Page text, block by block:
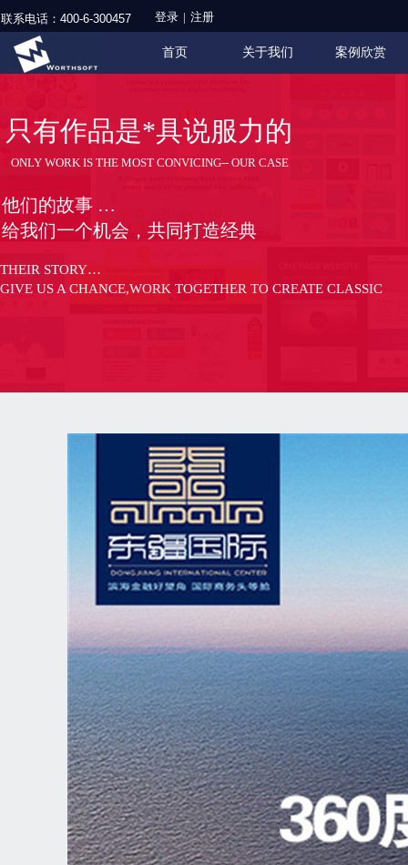
登录 | 注册
联系电话： 400-6-300457
首页 关于我们 案例欣赏
THEIR STORY…
GIVE US A CHANCE,WORK TOGETHER TO CREATE CLASSIC
只有作品是*具说服力的
他们的故事 …
给我们一个机会，共同打造经典
ONLY WORK IS THE MOST CONVICING-- OUR CASE